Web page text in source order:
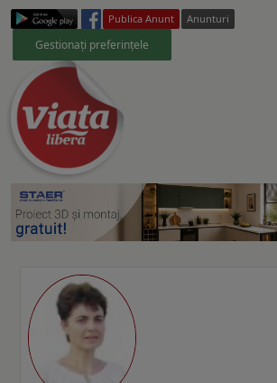
Publica Anunt Anunturi
Gestionați preferințele